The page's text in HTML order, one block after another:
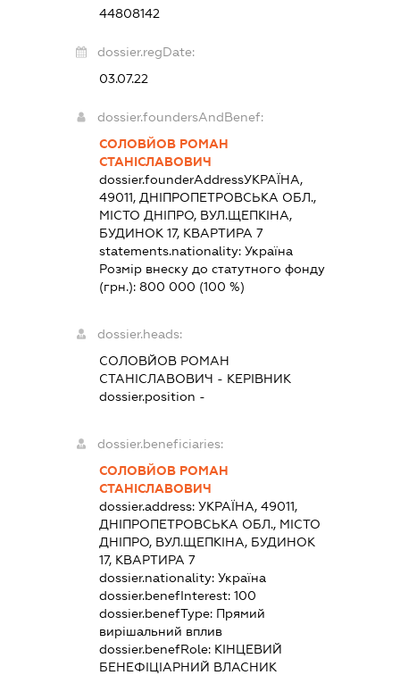
44808142
dossier.regDate:
03.07.22
dossier.foundersAndBenef:
СОЛОВЙОВ РОМАН
СТАНІСЛАВОВИЧ
dossier.founderAddressУКРАЇНА,
49011, ДНІПРОПЕТРОВСЬКА ОБЛ.,
МІСТО ДНІПРО, ВУЛ.ЩЕПКІНА,
БУДИНОК 17, КВАРТИРА 7
statements.nationality:Україна
Розмір внеску до статутного фонду
(грн.):800 000 (100 %)
dossier.heads:
СОЛОВЙОВ РОМАН
СТАНІСЛАВОВИЧ - КЕРІВНИК
dossier.position -
dossier.beneficiaries:
СОЛОВЙОВ РОМАН
СТАНІСЛАВОВИЧ
dossier.address:УКРАЇНА, 49011,
ДНІПРОПЕТРОВСЬКА ОБЛ., МІСТО
ДНІПРО, ВУЛ.ЩЕПКІНА, БУДИНОК
17, КВАРТИРА 7
dossier.nationality:Україна
dossier.benefInterest:100
dossier.benefType: Прямий
вирішальний вплив
dossier.benefRole: КІНЦЕВИЙ
БЕНЕФІЦІАРНИЙ ВЛАСНИК